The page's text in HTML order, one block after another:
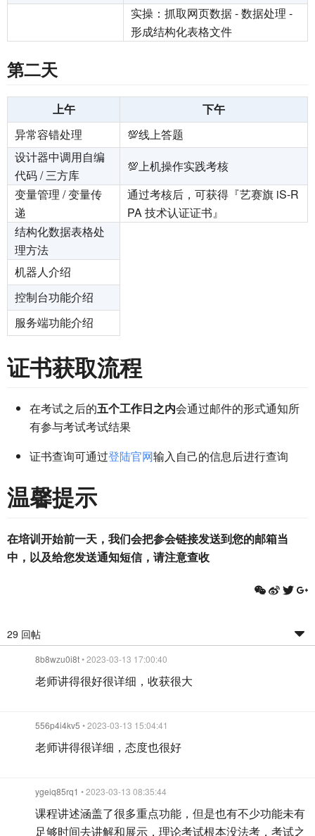
实操：抓取网页数据 - 数据处理 -
形成结构化表格文件
第二天
上午
下午
异常容错处理
💯线上答题
设计器中调用自编
代码 / 三方库
💯上机操作实践考核
变量管理 / 变量传
递
通过考核后，可获得『艺赛旗 iS-R
PA 技术认证证书』
结构化数据表格处
理方法
机器人介绍
控制台功能介绍
服务端功能介绍
证书获取流程
在考试之后的五个工作日之内会通过邮件的形式通知所
有参与考试考试结果
证书查询可通过登陆官网输入自己的信息后进行查询
温馨提示
在培训开始前一天，我们会把参会链接发送到您的邮箱当
中，以及给您发送通知短信，请注意查收
29 回帖
8b8wzu0i8t• 2023-03-13 17:00:40
老师讲得很好很详细，收获很大
556p4i4kv5 • 2023-03-13 15:04:41
老师讲得很详细，态度也很好
ygeiq85rq1 • 2023-03-13 08:35:44
课程讲述涵盖了很多重点功能，但是也有不少功能未有
足够时间去讲解和展示，理论考试根本没法考，考试之